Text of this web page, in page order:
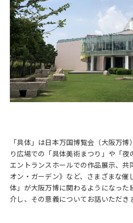
「具体」は日本万国博覧会（大阪万
り広場での「具体美術まつり」や「
エントランスホールでの作品展示、共
オン・ガーデン》など、さまざまな催
体」が大阪万博に関わるようになった
介し、その意義についてお話いただき